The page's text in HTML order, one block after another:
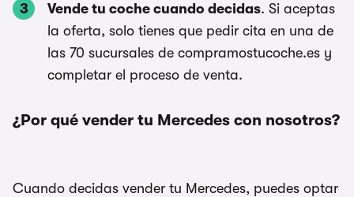
Vende tu coche cuando decidas. Si aceptas
la oferta, solo tienes que pedir cita en una de
las 70 sucursales de compramostucoche.es y
completar el proceso de venta.
¿Por qué vender tu Mercedes con nosotros?
Cuando decidas vender tu Mercedes, puedes optar